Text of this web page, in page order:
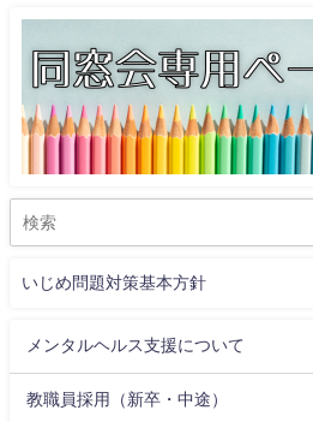
いじめ問題対策基本方針
メンタルヘルス支援について
教職員採用（新卒・中途）